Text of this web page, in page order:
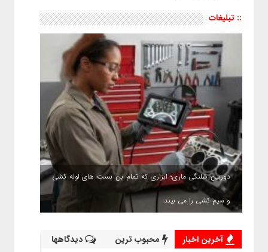
:: تبلیغات
دوربین شلنگی ماری؛ ابزاری که تمام بن بست های لوله کشی
و سیم کشی را می بیند
آخرین اخبار محبوب ترین دیدگاهها